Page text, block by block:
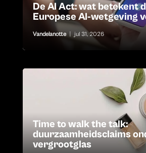
De AI Act: wat betekent
Europese AI-wetgeving
Vandelanotte | jul 31, 2026
Time to walk the talk:
duurzaamheidsclaims
vergrootglas